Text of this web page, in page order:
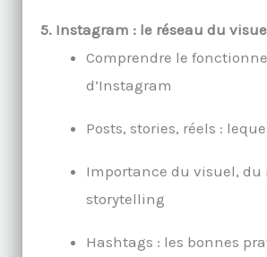
5. Instagram : le réseau du
Comprendre le
d’Instagram
Posts, stories, réels :
Importance du visuel, du
storytelling
Hashtags : les bonnes